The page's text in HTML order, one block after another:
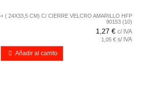
( 24X33,5 CM) C/ CIERRE VELCRO AMARILLO HFP
90153 (10)
1,27 € c/ IVA
1,05 € s/ IVA
Añadir al carrito